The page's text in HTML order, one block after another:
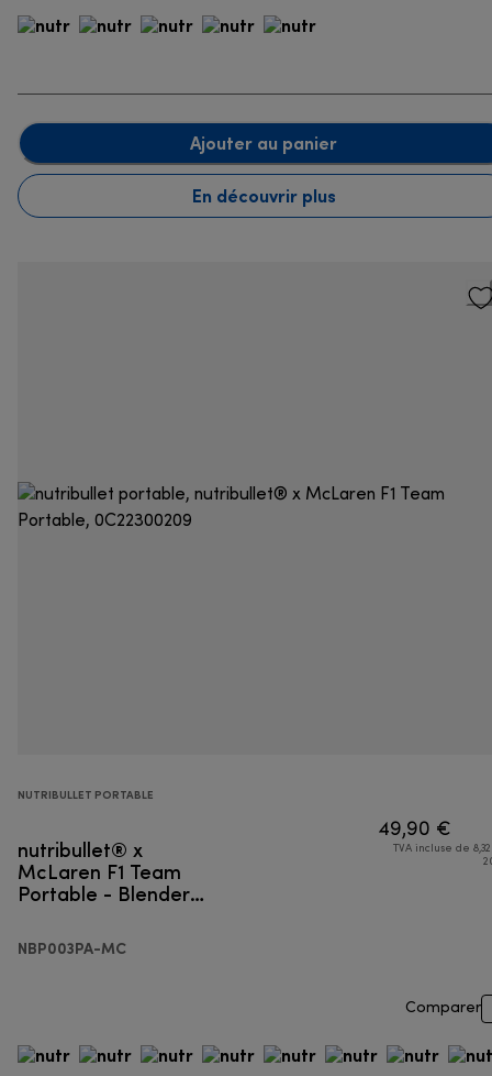
Ajouter au panier
En découvrir plus
NUTRIBULLET PORTABLE
nutribullet® x
McLaren F1 Team
Portable - Blender
NBP003PA-MC
49,90 €
TVA incluse de
Comparer